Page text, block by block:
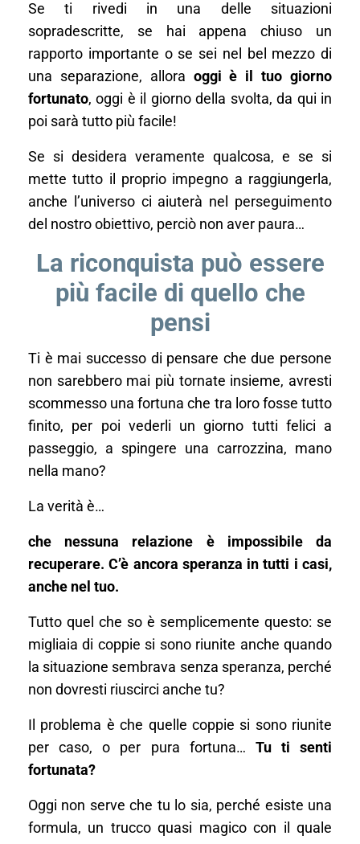
Se ti rivedi in una delle situazioni
sopradescritte, se hai appena chiuso un
rapporto importante o se sei nel bel mezzo di
una separazione, allora oggi è il tuo giorno
fortunato, oggi è il giorno della svolta, da qui in
poi sarà tutto più facile!
Se si desidera veramente qualcosa, e se si
mette tutto il proprio impegno a raggiungerla,
anche l’universo ci aiuterà nel perseguimento
del nostro obiettivo, perciò non aver paura…
La riconquista può essere
più facile di quello che
pensi
Ti è mai successo di pensare che due persone
non sarebbero mai più tornate insieme, avresti
scommesso una fortuna che tra loro fosse tutto
finito, per poi vederli un giorno tutti felici a
passeggio, a spingere una carrozzina, mano
nella mano?
La verità è…
che nessuna relazione è impossibile da
recuperare. C’è ancora speranza in tutti i casi,
anche nel tuo.
Tutto quel che so è semplicemente questo: se
migliaia di coppie si sono riunite anche quando
la situazione sembrava senza speranza, perché
non dovresti riuscirci anche tu?
Il problema è che quelle coppie si sono riunite
per caso, o per pura fortuna… Tu ti senti
fortunata?
Oggi non serve che tu lo sia, perché esiste una
formula, un trucco quasi magico con il quale